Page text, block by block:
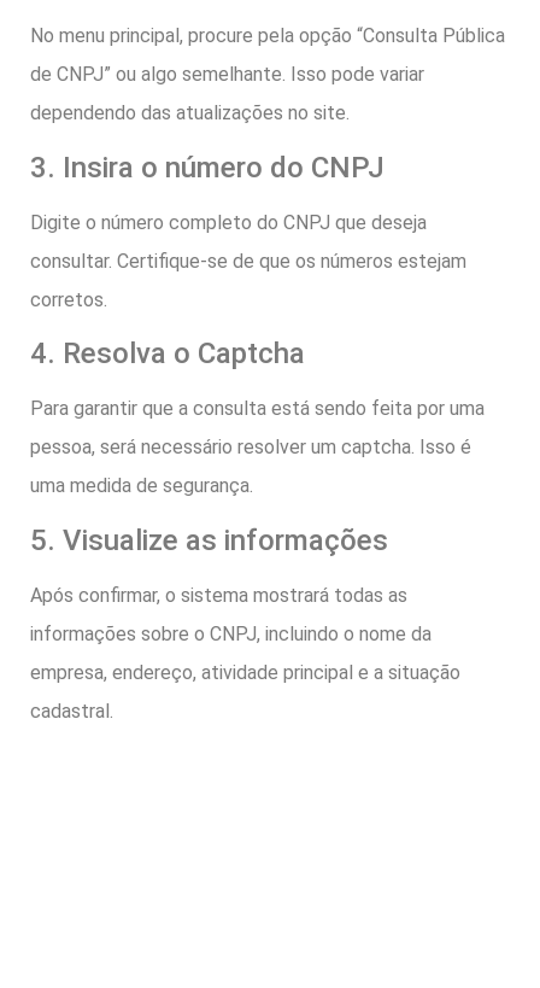
No menu principal, procure pela opção “Consulta Pública
de CNPJ” ou algo semelhante. Isso pode variar
dependendo das atualizações no site.
3. Insira o número do CNPJ
Digite o número completo do CNPJ que deseja
consultar. Certifique-se de que os números estejam
corretos.
4. Resolva o Captcha
Para garantir que a consulta está sendo feita por uma
pessoa, será necessário resolver um captcha. Isso é
uma medida de segurança.
5. Visualize as informações
Após confirmar, o sistema mostrará todas as
informações sobre o CNPJ, incluindo o nome da
empresa, endereço, atividade principal e a situação
cadastral.